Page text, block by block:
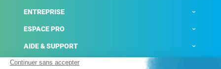
ENTREPRISE
ESPACE PRO
AIDE & SUPPORT
ACTUALITÉS